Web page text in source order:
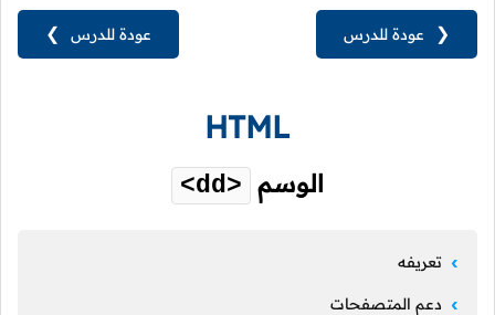
عودة للدرس ❯ ❮ عودة للدرس
HTML
الوسم <dd>
تعريفه
دعم المتصفحات